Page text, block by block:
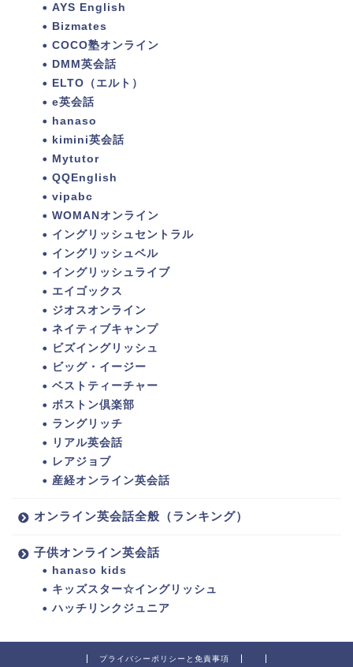
AYS English
Bizmates
COCO塾オンライン
DMM英会話
ELTO（エルト）
e英会話
hanaso
kimini英会話
Mytutor
QQEnglish
vipabc
WOMANオンライン
イングリッシュセントラル
イングリッシュベル
イングリッシュライブ
エイゴックス
ジオスオンライン
ネイティブキャンプ
ビズイングリッシュ
ビッグ・イージー
ベストティーチャー
ボストン倶楽部
ラングリッチ
リアル英会話
レアジョブ
産経オンライン英会話
オンライン英会話全般（ランキング）
子供オンライン英会話
hanaso kids
キッズスター☆イングリッシュ
ハッチリンクジュニア
プライバシーポリシーと免責事項